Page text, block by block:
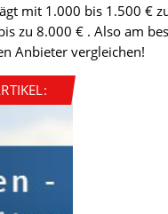
mit 1.000 bis 1.500 €
zu 8.000 € . Also am
Anbieter vergleichen!